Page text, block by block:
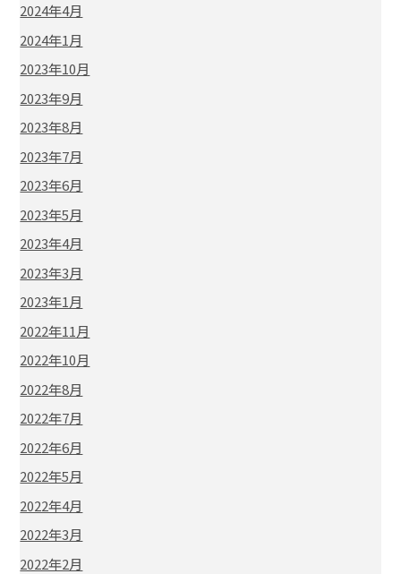
2024年4月
2024年1月
2023年10月
2023年9月
2023年8月
2023年7月
2023年6月
2023年5月
2023年4月
2023年3月
2023年1月
2022年11月
2022年10月
2022年8月
2022年7月
2022年6月
2022年5月
2022年4月
2022年3月
2022年2月